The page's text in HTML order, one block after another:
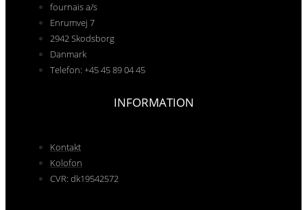
fournais a/s
Enrumvej 7
2942 Skodsborg
Danmark
Telefon: +45 45 89 04 45
INFORMATION
Kontakt
Kolofon
CVR: dk19542572